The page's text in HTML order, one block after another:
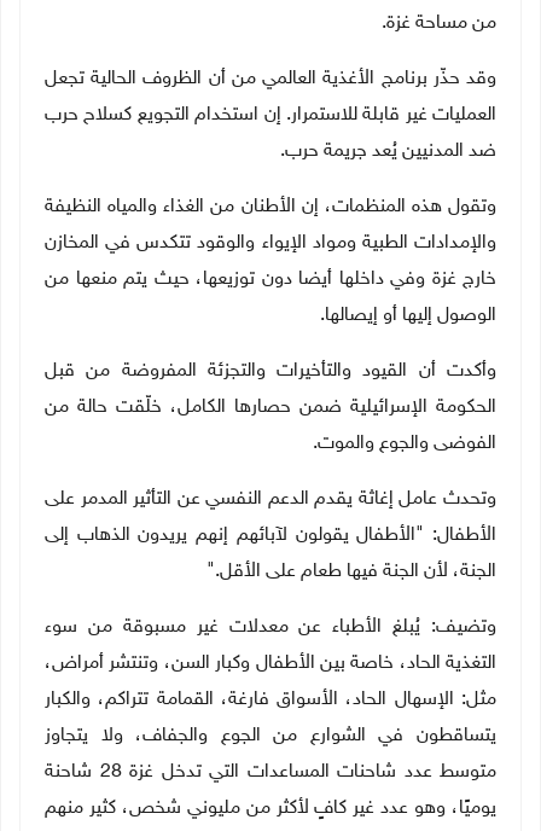
من مساحة غزة.
وقد حذّر برنامج الأغذية العالمي من أن الظروف الحالية تجعل
العمليات غير قابلة للاستمرار. إن استخدام التجويع كسلاح حرب
ضد المدنيين يُعد جريمة حرب.
وتقول هذه المنظمات، إن الأطنان من الغذاء والمياه النظيفة
والإمدادات الطبية ومواد الإيواء والوقود تتكدس في المخازن
خارج غزة وفي داخلها أيضا دون توزيعها، حيث يتم منعها من
الوصول إليها أو إيصالها.
وأكدت أن القيود والتأخيرات والتجزئة المفروضة من قبل
الحكومة الإسرائيلية ضمن حصارها الكامل، خلّقت حالة من
الفوضى والجوع والموت.
وتحدث عامل إغاثة يقدم الدعم النفسي عن التأثير المدمر على
الأطفال: "الأطفال يقولون لآبائهم إنهم يريدون الذهاب إلى
الجنة، لأن الجنة فيها طعام على الأقل.
"
وتضيف: يُبلغ الأطباء عن معدلات غير مسبوقة من سوء
التغذية الحاد، خاصة بين الأطفال وكبار السن، وتنتشر أمراض،
مثل: الإسهال الحاد، الأسواق فارغة، القمامة تتراكم، والكبار
يتساقطون في الشوارع من الجوع والجفاف، ولا يتجاوز
متوسط عدد شاحنات المساعدات التي تدخل غزة 28 شاحنة
يوميًا، وهو عدد غير كافٍ لأكثر من مليوني شخص، كثير منهم